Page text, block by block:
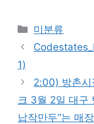
Categories
미분류
1)
2:00) 방촌시
크 3월 2일 대구
납작만두”는 매